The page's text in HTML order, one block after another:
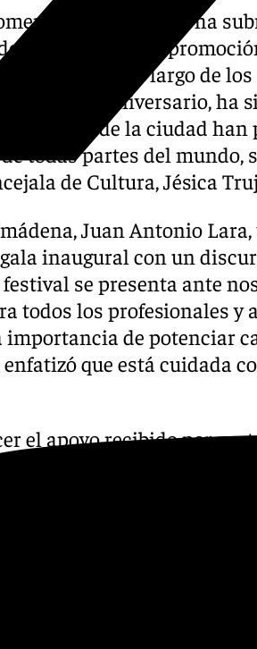
de la gala, se ha
el Festival en la
a lo largo de
quinto aniversario,
vecinos de la ciudad
de todas partes del mundo,
de Cultura, Jésica
Juan Antonio
inaugural con un
festival se presenta ante
todos los profesionales y
importancia de potenciar
enfatizó que está cuidada
el apoyo recibido por
Antonio Lara puso
y este festival,
mundo del cine, no solo
de Málaga, “siendo un